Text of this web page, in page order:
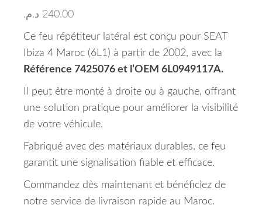
240.00 د.م.
Ce feu répétiteur latéral est conçu pour SEAT
Ibiza 4 Maroc (6L1) à partir de 2002, avec la
Référence 7425076 et l’OEM 6L0949117A.
Il peut être monté à droite ou à gauche, offrant
une solution pratique pour améliorer la visibilité
de votre véhicule.
Fabriqué avec des matériaux durables, ce feu
garantit une signalisation fiable et efficace.
Commandez dès maintenant et bénéficiez de
notre service de livraison rapide au Maroc.